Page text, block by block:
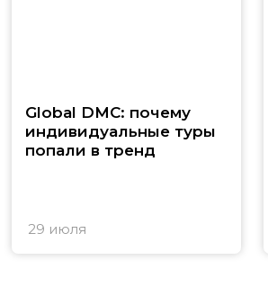
Global DMC: почему
индивидуальные туры
попали в тренд
29 июля